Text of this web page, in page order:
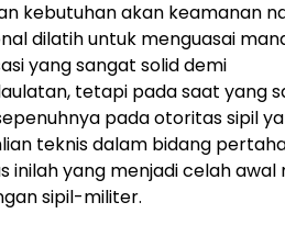
kebutuhan akan keamanan
dilatih untuk menguasai
yang sangat solid demi
tetapi pada saat yang
pada otoritas sipil
teknis dalam bidang
inilah yang menjadi celah awal
sipil-militer.